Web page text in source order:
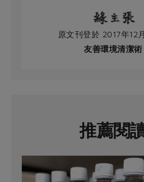
原文刊登於 2017年12
友善環境清潔術
推薦閱